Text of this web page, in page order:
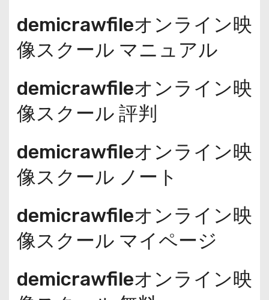
demicrawfileオンライン映
像スクール マニュアル
demicrawfileオンライン映
像スクール 評判
demicrawfileオンライン映
像スクール ノート
demicrawfileオンライン映
像スクール マイページ
demicrawfileオンライン映